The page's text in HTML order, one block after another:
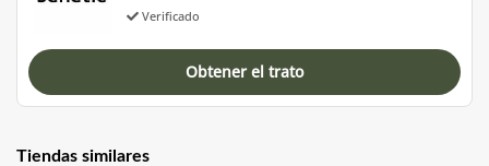
Verificado
Obtener el trato
Tiendas similares